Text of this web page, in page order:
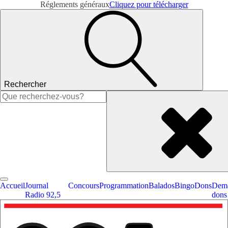
Réglements générauxCliquez pour télécharger
Rechercher
Rechercher :
AccueilJournal
Radio 92,5
ConcoursProgrammationBaladosBingoDons
dons